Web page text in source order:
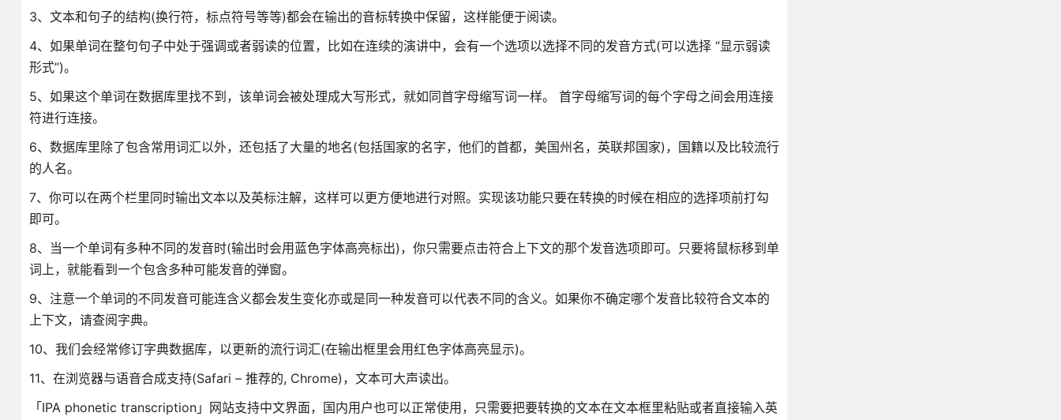
3、文本和句子的结构(换行符，标点符号等等)都会在输出的音标转换中保留，这样能便于阅读。
4、如果单词在整句句子中处于强调或者弱读的位置，比如在连续的演讲中，会有一个选项以选择不同的发音方式(可以选择 “显示弱读
形式”)。
5、如果这个单词在数据库里找不到，该单词会被处理成大写形式，就如同首字母缩写词一样。 首字母缩写词的每个字母之间会用连接
符进行连接。
6、数据库里除了包含常用词汇以外，还包括了大量的地名(包括国家的名字，他们的首都，美国州名，英联邦国家)，国籍以及比较流行
的人名。
7、你可以在两个栏里同时输出文本以及英标注解，这样可以更方便地进行对照。实现该功能只要在转换的时候在相应的选择项前打勾
即可。
8、当一个单词有多种不同的发音时(输出时会用蓝色字体高亮标出)，你只需要点击符合上下文的那个发音选项即可。只要将鼠标移到单
词上，就能看到一个包含多种可能发音的弹窗。
9、注意一个单词的不同发音可能连含义都会发生变化亦或是同一种发音可以代表不同的含义。如果你不确定哪个发音比较符合文本的
上下文，请查阅字典。
10、我们会经常修订字典数据库，以更新的流行词汇(在输出框里会用红色字体高亮显示)。
11、在浏览器与语音合成支持(Safari – 推荐的, Chrome)，文本可大声读出。
「IPA phonetic transcription」网站支持中文界面，国内用户也可以正常使用，只需要把要转换的文本在文本框里粘贴或者直接输入英